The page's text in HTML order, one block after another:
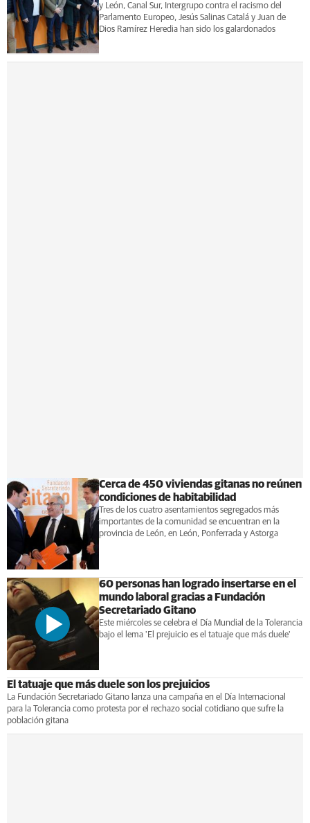
y León, Canal Sur, Intergrupo contra el racismo del
Parlamento Europeo, Jesús Salinas Catalá y Juan de
Dios Ramírez Heredia han sido los galardonados
Cerca de 450 viviendas gitanas no reúnen
condiciones de habitabilidad
Tres de los cuatro asentamientos segregados más
importantes de la comunidad se encuentran en la
provincia de León, en León, Ponferrada y Astorga
60 personas han logrado insertarse en el
mundo laboral gracias a Fundación
Secretariado Gitano
Este miércoles se celebra el Día Mundial de la Tolerancia
bajo el lema 'El prejuicio es el tatuaje que más duele'
El tatuaje que más duele son los prejuicios
La Fundación Secretariado Gitano lanza una campaña en el Día Internacional
para la Tolerancia como protesta por el rechazo social cotidiano que sufre la
población gitana